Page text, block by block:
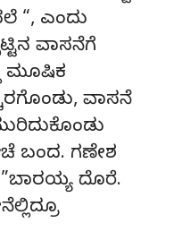
“, ಎಂದು
ವಾಸನೆಗೆ
ಮೂಷಿಕ
ವಾಸನೆ
ಬಂದ. ಗಣೇಶ
ದೊರೆ.